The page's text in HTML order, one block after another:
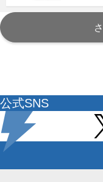
公式SNS